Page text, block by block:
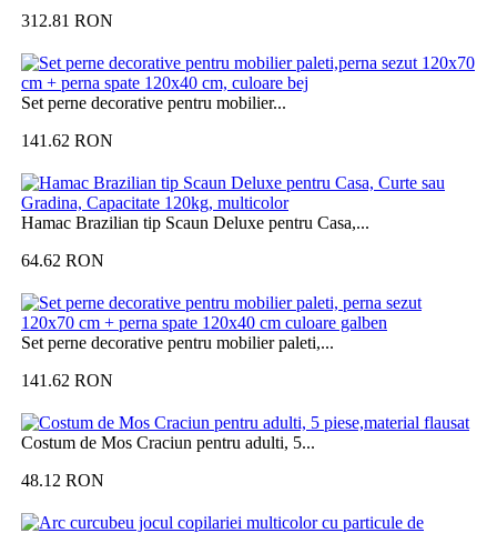
312.81 RON
Set perne decorative pentru mobilier...
141.62 RON
Hamac Brazilian tip Scaun Deluxe pentru Casa,...
64.62 RON
Set perne decorative pentru mobilier paleti,...
141.62 RON
Costum de Mos Craciun pentru adulti, 5...
48.12 RON